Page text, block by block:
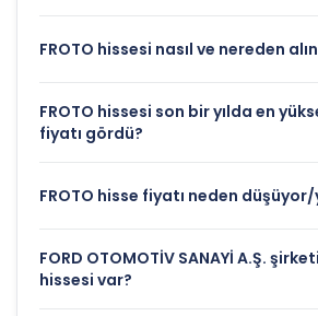
FROTO hissesi nasıl ve nereden
FROTO hissesi son bir yılda en
fiyatı gördü?
FROTO hisse fiyatı neden
FORD OTOMOTİV SANAYİ A.Ş.
hissesi var?